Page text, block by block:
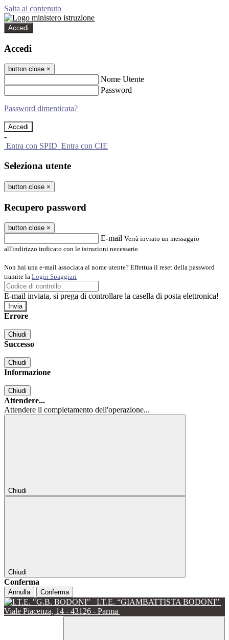
Salta al contenuto
Accedi
Accedi
button close ×
Nome Utente
Password
Password dimenticata?
-
Entra con SPID Entra con CIE
Seleziona utente
button close ×
Recupero password
button close ×
E-mail Verrà inviato un messaggio
all'indirizzo indicato con le istruzioni necessarie.
Non hai una e-mail associata al nome utente? Effettua il reset della password
tramite la Login Spaggiari
E-mail inviata, si prega di controllare la casella di posta elettronica!
Errore
Chiudi
Successo
Chiudi
Informazione
Chiudi
Attendere...
Attendere il completamento dell'operazione...
Chiudi
Chiudi
Conferma
Annulla Conferma
I.T.E. “GIAMBATTISTA BODONI”
Viale Piacenza, 14 - 43126 - Parma